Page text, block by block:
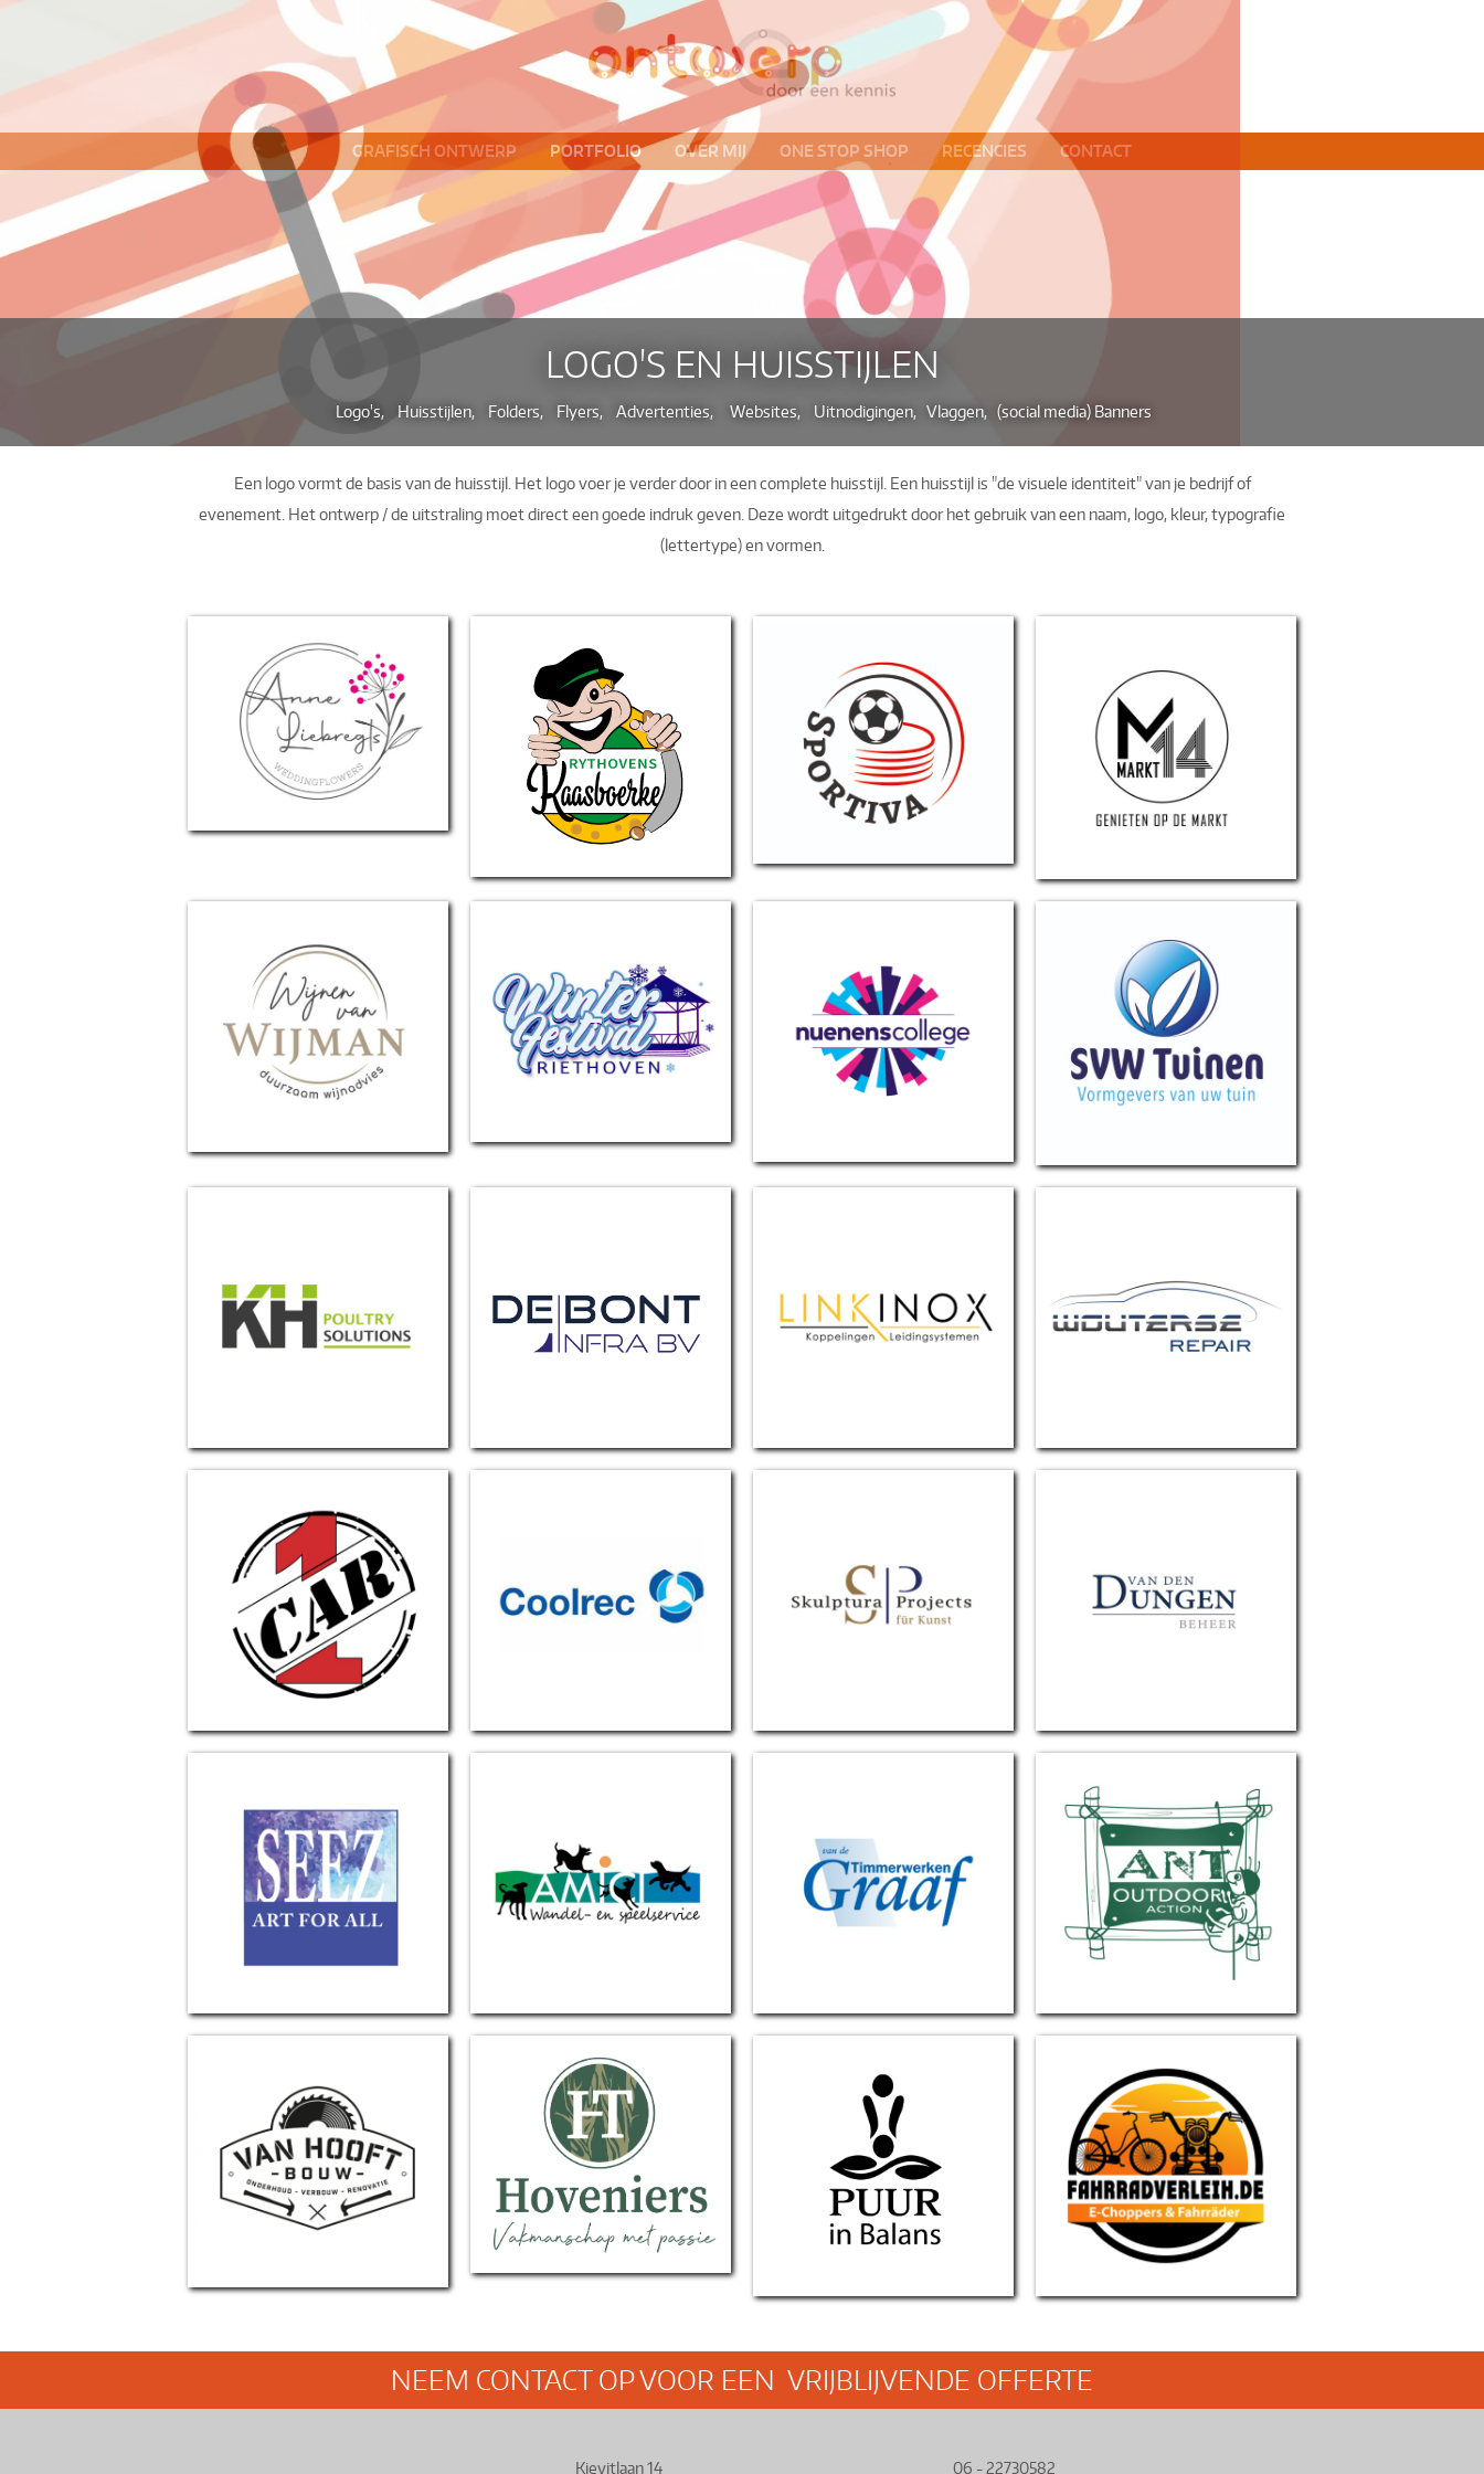
GRAFISCH ONTWERP PORTFOLIO OVER MIJ ONE STOP SHOP RECENCIES CONTACT
LOGO'S EN HUISSTIJLEN
Logo's, Huisstijlen, Folders, Flyers, Advertenties, Websites, Uitnodigingen, Vlaggen, (social media) Banners
Een logo vormt de basis van de huisstijl. Het logo voer je verder door in een complete huisstijl. Een huisstijl is "de visuele identiteit" van je bedrijf of
evenement. Het ontwerp / de uitstraling moet direct een goede indruk geven. Deze wordt uitgedrukt door het gebruik van een naam, logo, kleur, typografie
(lettertype) en vormen.
Anne Liebregts
Weddingflowers
Rythovens Kaasboerke Korfbalvereniging Sportiva Markt 14 Valkenswaard
Wijman Wijnen Winterfestival
Nuenens college SVW Tuinen
KH Poultry solutions De Bont infra Linkinox Wouterse Repair
Car1 Coolrec Sculpture Projects Van den Dungen beheer
Seez Amici hondenuitlaat service Van de Graaf timmerwerken ANT Outdoor
Van Hooft Bouw HT Hoveniers
Puur in Balans Fahradverleich
NEEM CONTACT OP VOOR EEN VRIJBLIJVENDE OFFERTE
Kievitlaan 14 06 - 22730582